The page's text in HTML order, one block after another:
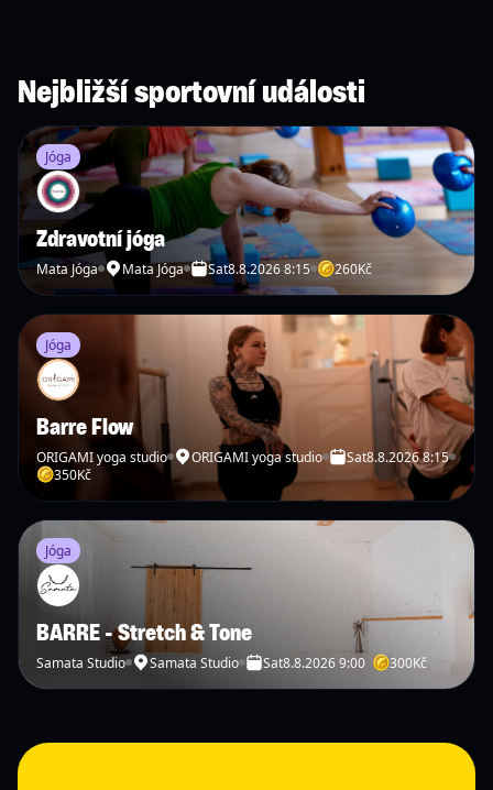
Nejbližší sportovní události
Jóga
Zdravotní jóga
Mata Jóga Mata Jóga Sat8.8.2026 8:15 260Kč
Jóga
Barre Flow
ORIGAMI yoga studio ORIGAMI yoga studio Sat8.8.2026 8:15
350Kč
Jóga
BARRE - Stretch & Tone
Samata Studio Samata Studio Sat8.8.2026 9:00 300Kč